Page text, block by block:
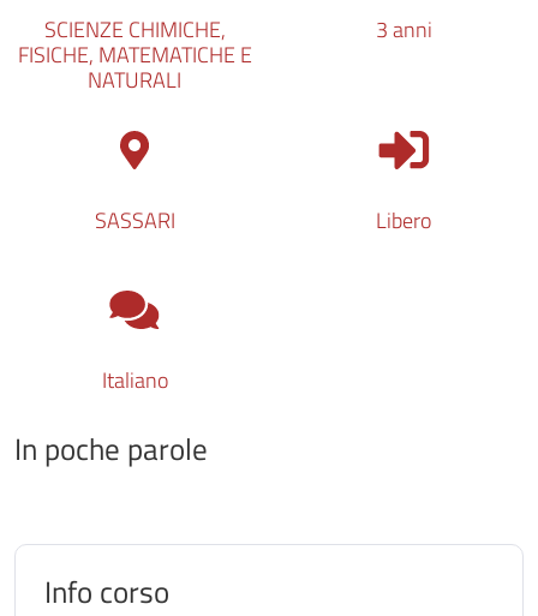
SCIENZE CHIMICHE,
FISICHE, MATEMATICHE E
NATURALI
3 anni
SASSARI Libero
Italiano
In poche parole
Info corso